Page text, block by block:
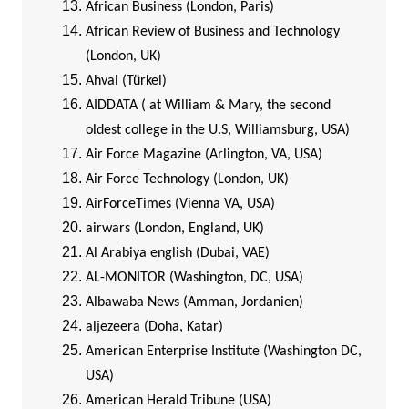
African Business (London, Paris)
African Review of Business and Technology
(London, UK)
Ahval (Türkei)
AIDDATA ( at William & Mary, the second
oldest college in the U.S, Williamsburg, USA)
Air Force Magazine (Arlington, VA, USA)
Air Force Technology (London, UK)
AirForceTimes (Vienna VA, USA)
airwars (London, England, UK)
Al Arabiya english (Dubai, VAE)
AL-MONITOR (Washington, DC, USA)
Albawaba News (Amman, Jordanien)
aljezeera (Doha, Katar)
American Enterprise Institute (Washington DC,
USA)
American Herald Tribune (USA)